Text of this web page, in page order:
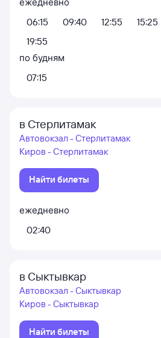
06:15
09:40 12:55 15:25
19:55
по будням
07:15
в Стерлитамак
Автовокзал - Стерлитамак
Киров - Стерлитамак
Найти билеты
ежедневно
02:40
в Сыктывкар
Автовокзал - Сыктывкар
Киров - Сыктывкар
Найти билеты